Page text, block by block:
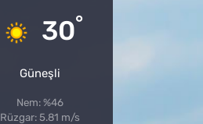
30°
Güneşli
Nem: %46
Rüzgar: 5.81 m/s